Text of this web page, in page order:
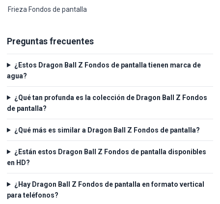
Frieza Fondos de pantalla
Preguntas frecuentes
¿Estos Dragon Ball Z Fondos de pantalla tienen marca de
agua?
¿Qué tan profunda es la colección de Dragon Ball Z Fondos
de pantalla?
¿Qué más es similar a Dragon Ball Z Fondos de pantalla?
¿Están estos Dragon Ball Z Fondos de pantalla disponibles
en HD?
¿Hay Dragon Ball Z Fondos de pantalla en formato vertical
para teléfonos?